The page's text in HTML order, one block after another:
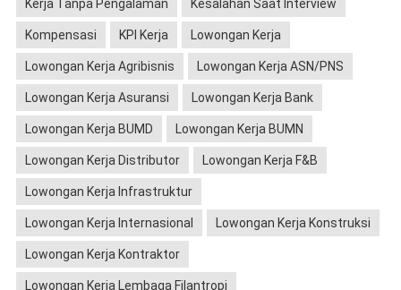
Kerja Tanpa Pengalaman Kesalahan Saat Interview
Kompensasi KPI Kerja Lowongan Kerja
Lowongan Kerja Agribisnis Lowongan Kerja ASN/PNS
Lowongan Kerja Asuransi Lowongan Kerja Bank
Lowongan Kerja BUMD Lowongan Kerja BUMN
Lowongan Kerja Distributor Lowongan Kerja F&B
Lowongan Kerja Infrastruktur
Lowongan Kerja Internasional Lowongan Kerja Konstruksi
Lowongan Kerja Kontraktor
Lowongan Kerja Lembaga Filantropi